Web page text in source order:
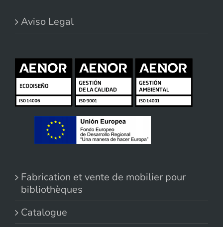
Aviso Legal
Fabrication et vente de mobilier pour
bibliothèques
Catalogue